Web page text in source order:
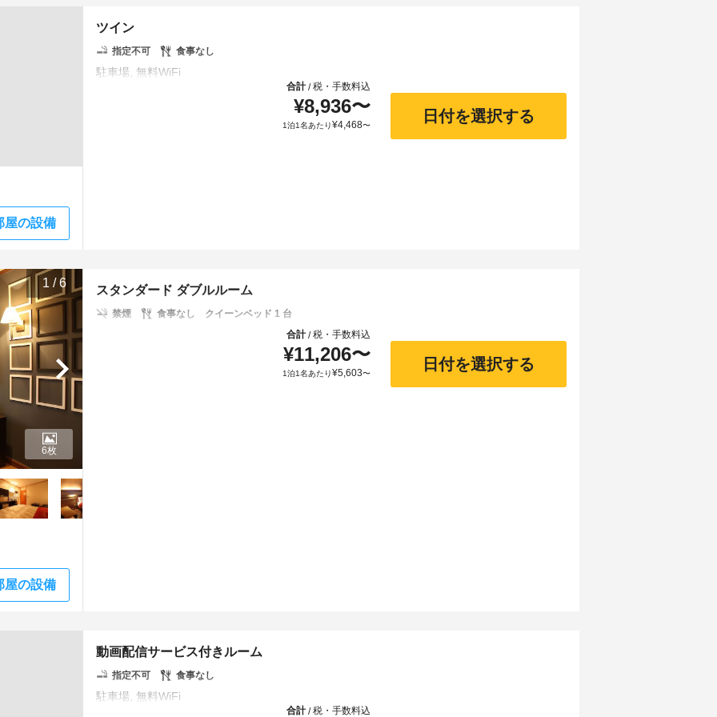
屋の設備
ツイン
指定不可 食事なし
合計/税・手数料込
¥8,936〜
1泊1名あたり¥4,468〜
日付を選択する
1 /6
屋の設備
6枚
スタンダード ダブルルーム
禁煙 食事なし
クイーンベッド 1 台
合計/税・手数料込
¥11,206〜
1泊1名あたり¥5,603〜
日付を選択する
動画配信サービス付きルーム
指定不可 食事なし
合計/税・手数料込